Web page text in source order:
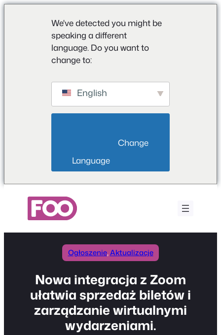
We've detected you might be
speaking a different
language. Do you want to
change to:
English
Language
Ogłoszenie, Aktualizacje
Nowa integracja z Zoom
ułatwia sprzedaż biletów i
zarządzanie wirtualnymi
wydarzeniami.